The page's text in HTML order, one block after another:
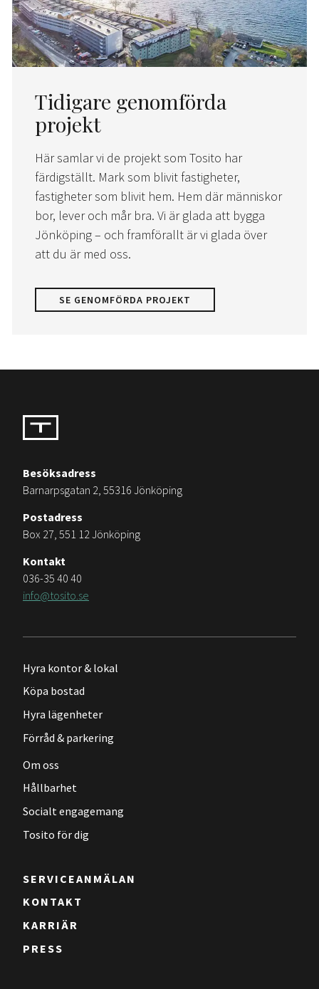
Tidigare genomförda
projekt
Här samlar vi de projekt som Tosito har
färdigställt. Mark som blivit fastigheter,
fastigheter som blivit hem. Hem där människor
bor, lever och mår bra. Vi är glada att bygga
Jönköping – och framförallt är vi glada över
att du är med oss.
SE GENOMFÖRDA PROJEKT
Besöksadress
Barnarpsgatan 2, 55316 Jönköping
Postadress
Box 27, 551 12 Jönköping
Kontakt
036-35 40 40
info@tosito.se
Hyra kontor & lokal
Köpa bostad
Hyra lägenheter
Förråd & parkering
Om oss
Hållbarhet
Socialt engagemang
Tosito för dig
SERVICEANMÄLAN
KONTAKT
KARRIÄR
PRESS